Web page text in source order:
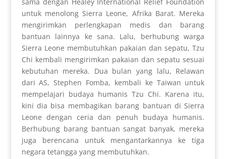
untuk menolong Sierra Leone, Afrika Barat. Mereka
mengirimkan perlengkapan medis dan barang
bantuan lainnya ke sana. Lalu, berhubung warga
Sierra Leone membutuhkan pakaian dan sepatu, Tzu
Chi kembali mengirimkan pakaian dan sepatu sesuai
kebutuhan mereka. Dua bulan yang lalu, Relawan
dari AS, Stephen Fomba, kembali ke Taiwan untuk
mempelajari budaya humanis Tzu Chi. Karena itu,
kini dia bisa membagikan barang bantuan di Sierra
Leone dengan ceria dan penuh budaya humanis.
Berhubung barang bantuan sangat banyak, mereka
juga berencana untuk mengantarkannya ke tiga
negara tetangga yang membutuhkan.